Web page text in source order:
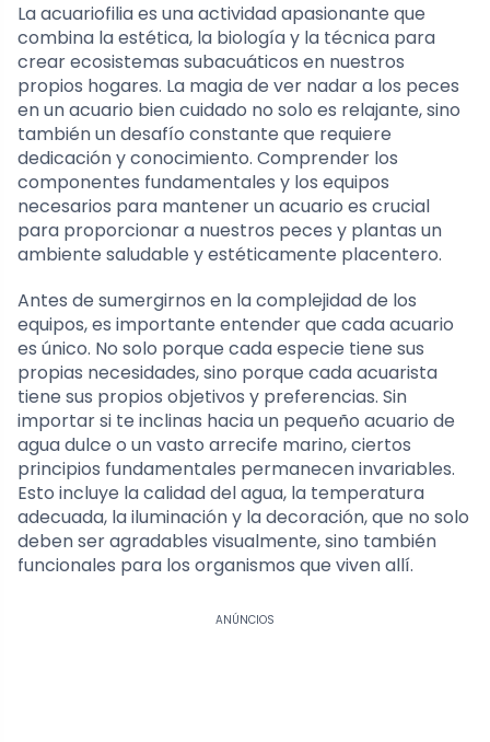
La acuariofilia es una actividad apasionante que
combina la estética, la biología y la técnica para
crear ecosistemas subacuáticos en nuestros
propios hogares. La magia de ver nadar a los peces
en un acuario bien cuidado no solo es relajante, sino
también un desafío constante que requiere
dedicación y conocimiento. Comprender los
componentes fundamentales y los equipos
necesarios para mantener un acuario es crucial
para proporcionar a nuestros peces y plantas un
ambiente saludable y estéticamente placentero.
Antes de sumergirnos en la complejidad de los
equipos, es importante entender que cada acuario
es único. No solo porque cada especie tiene sus
propias necesidades, sino porque cada acuarista
tiene sus propios objetivos y preferencias. Sin
importar si te inclinas hacia un pequeño acuario de
agua dulce o un vasto arrecife marino, ciertos
principios fundamentales permanecen invariables.
Esto incluye la calidad del agua, la temperatura
adecuada, la iluminación y la decoración, que no solo
deben ser agradables visualmente, sino también
funcionales para los organismos que viven allí.
ANÚNCIOS